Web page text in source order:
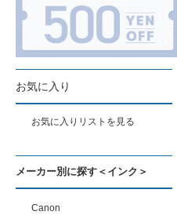
お気に入り
お気に入りリストを見る
メーカー別に探す＜インク＞
Canon